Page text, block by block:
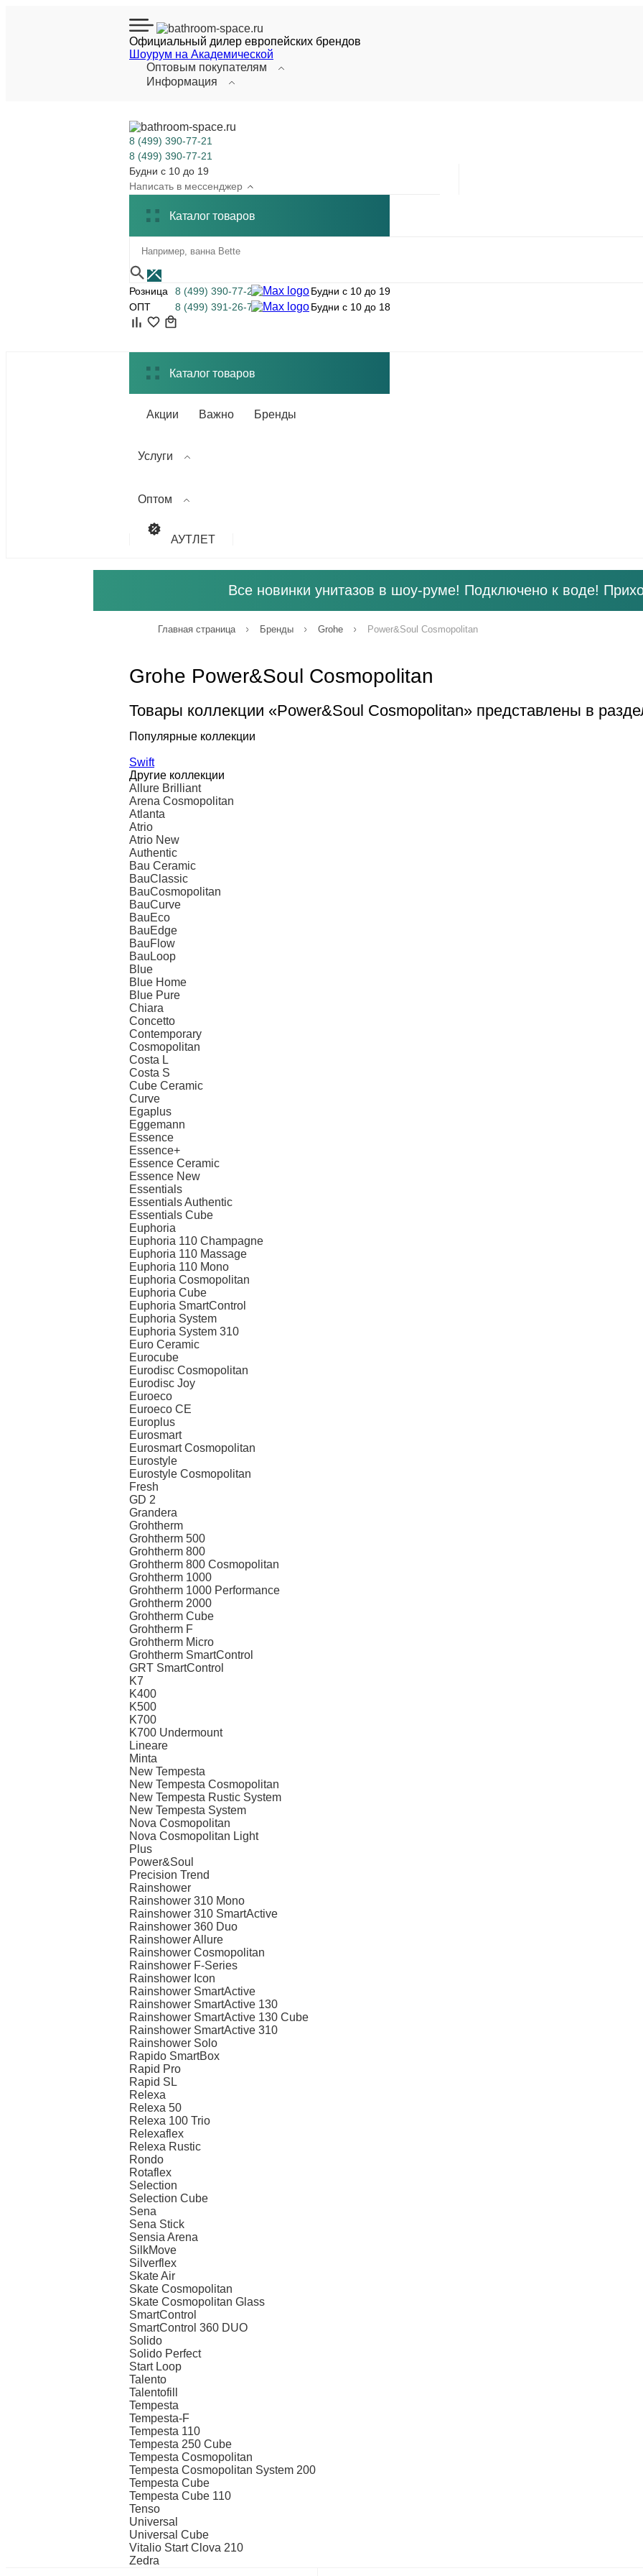
Официальный дилер европейских брендов
Шоурум на Академической
Оптовым покупателям
Информация
8 (499) 390-77-21
8 (499) 390-77-21
Будни с 10 до 19
Написать в мессенджер
Каталогтоваров
Розница 8 (499) 390-77-21
Будни с 10 до 19
ОПТ
8 (499) 391-26-70 Будни с 10 до 18
Каталог товаров
Акции Важно Бренды
Услуги
Оптом
АУТЛЕТ
Все новинки унитазов в шоу-руме! Подключено к воде!
Главная страница Бренды Grohe Power&Soul Cosmopolitan
Grohe Power&Soul Cosmopolitan
Товары коллекции «Power&Soul Cosmopolitan» представлены в
Популярные коллекции
Swift
Другие коллекции
Allure Brilliant
Arena Cosmopolitan
Atlanta
Atrio
Atrio New
Authentic
Bau Ceramic
BauClassic
BauCosmopolitan
BauCurve
BauEco
BauEdge
BauFlow
BauLoop
Blue
Blue Home
Blue Pure
Chiara
Concetto
Contemporary
Cosmopolitan
Costa L
Costa S
Cube Ceramic
Curve
Egaplus
Eggemann
Essence
Essence+
Essence Ceramic
Essence New
Essentials
Essentials Authentic
Essentials Cube
Euphoria
Euphoria 110 Champagne
Euphoria 110 Massage
Euphoria 110 Mono
Euphoria Cosmopolitan
Euphoria Cube
Euphoria SmartControl
Euphoria System
Euphoria System 310
Euro Ceramic
Eurocube
Eurodisc Cosmopolitan
Eurodisc Joy
Euroeco
Euroeco CE
Europlus
Eurosmart
Eurosmart Cosmopolitan
Eurostyle
Eurostyle Cosmopolitan
Fresh
GD 2
Grandera
Grohtherm
Grohtherm 500
Grohtherm 800
Grohtherm 800 Cosmopolitan
Grohtherm 1000
Grohtherm 1000 Performance
Grohtherm 2000
Grohtherm Cube
Grohtherm F
Grohtherm Micro
Grohtherm SmartControl
GRT SmartControl
K7
K400
K500
K700
K700 Undermount
Lineare
Minta
New Tempesta
New Tempesta Cosmopolitan
New Tempesta Rustic System
New Tempesta System
Nova Cosmopolitan
Nova Cosmopolitan Light
Plus
Power&Soul
Precision Trend
Rainshower
Rainshower 310 Mono
Rainshower 310 SmartActive
Rainshower 360 Duo
Rainshower Allure
Rainshower Cosmopolitan
Rainshower F-Series
Rainshower Icon
Rainshower SmartActive
Rainshower SmartActive 130
Rainshower SmartActive 130 Cube
Rainshower SmartActive 310
Rainshower Solo
Rapido SmartBox
Rapid Pro
Rapid SL
Relexa
Relexa 50
Relexa 100 Trio
Relexaflex
Relexa Rustic
Rondo
Rotaflex
Selection
Selection Cube
Sena
Sena Stick
Sensia Arena
SilkMove
Silverflex
Skate Air
Skate Cosmopolitan
Skate Cosmopolitan Glass
SmartControl
SmartControl 360 DUO
Solido
Solido Perfect
Start Loop
Talento
Talentofill
Tempesta
Tempesta-F
Tempesta 110
Tempesta 250 Cube
Tempesta Cosmopolitan
Tempesta Cosmopolitan System 200
Tempesta Cube
Tempesta Cube 110
Tenso
Universal
Universal Cube
Vitalio Start Clova 210
Zedra